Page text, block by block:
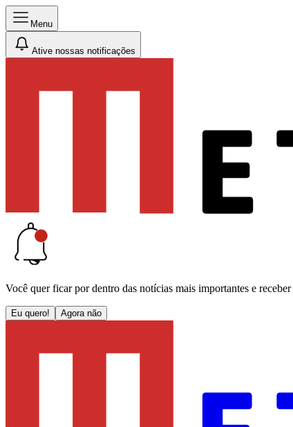
Menu
Ative nossas notificações
Você quer ficar por dentro das notícias mais importantes e receber
Eu quero! Agora não